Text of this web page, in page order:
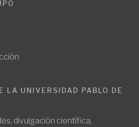
LA UNIVERSIDAD PABLO DE
divulgación científica,